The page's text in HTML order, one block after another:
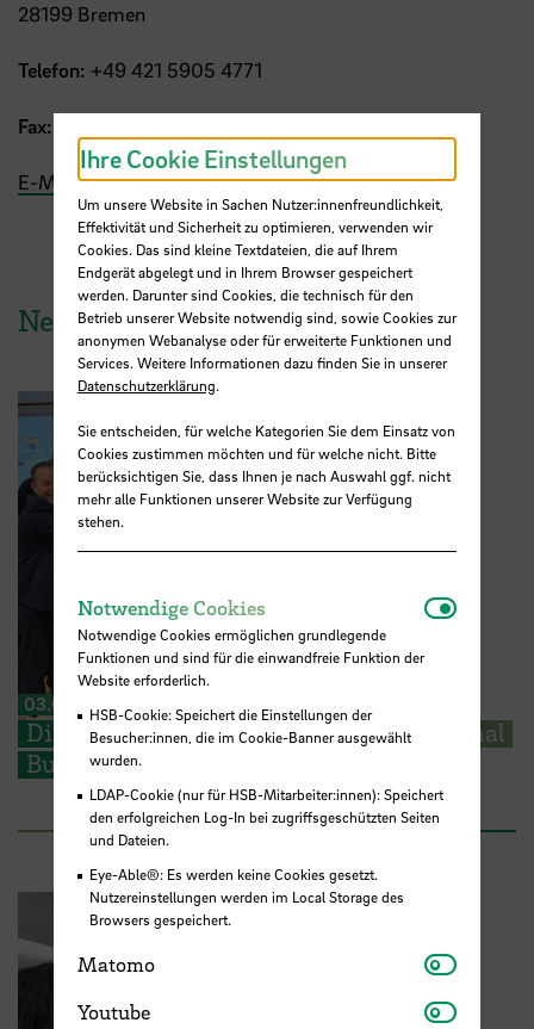
28199 Bremen
Telefon: +49 421 5905 4771
Fax:
E-Mail
News aus der HSB
03.07.2026
Die Universität Porto tritt der International
Business School Alliance bei
Ihre Cookie Einstellungen
Um unsere Website in Sachen Nutzer:innenfreundlichkeit,
Effektivität und Sicherheit zu optimieren, verwenden wir
Cookies. Das sind kleine Textdateien, die auf Ihrem
Endgerät abgelegt und in Ihrem Browser gespeichert
werden. Darunter sind Cookies, die technisch für den
Betrieb unserer Website notwendig sind, sowie Cookies zur
anonymen Webanalyse oder für erweiterte Funktionen und
Services. Weitere Informationen dazu finden Sie in unserer
Datenschutzerklärung.
Sie entscheiden, für welche Kategorien Sie dem Einsatz von
Cookies zustimmen möchten und für welche nicht. Bitte
berücksichtigen Sie, dass Ihnen je nach Auswahl ggf. nicht
mehr alle Funktionen unserer Website zur Verfügung
stehen.
Notwendige Cookies
Notwendige Cookies ermöglichen grundlegende
Funktionen und sind für die einwandfreie Funktion der
Website erforderlich.
HSB-Cookie: Speichert die Einstellungen der
Besucher:innen, die im Cookie-Banner ausgewählt
wurden.
LDAP-Cookie (nur für HSB-Mitarbeiter:innen): Speichert
den erfolgreichen Log-In bei zugriffsgeschützten Seiten
und Dateien.
Eye-Able®: Es werden keine Cookies gesetzt.
Nutzereinstellungen werden im Local Storage des
Browsers gespeichert.
Matomo Matomo
Youtube Youtube